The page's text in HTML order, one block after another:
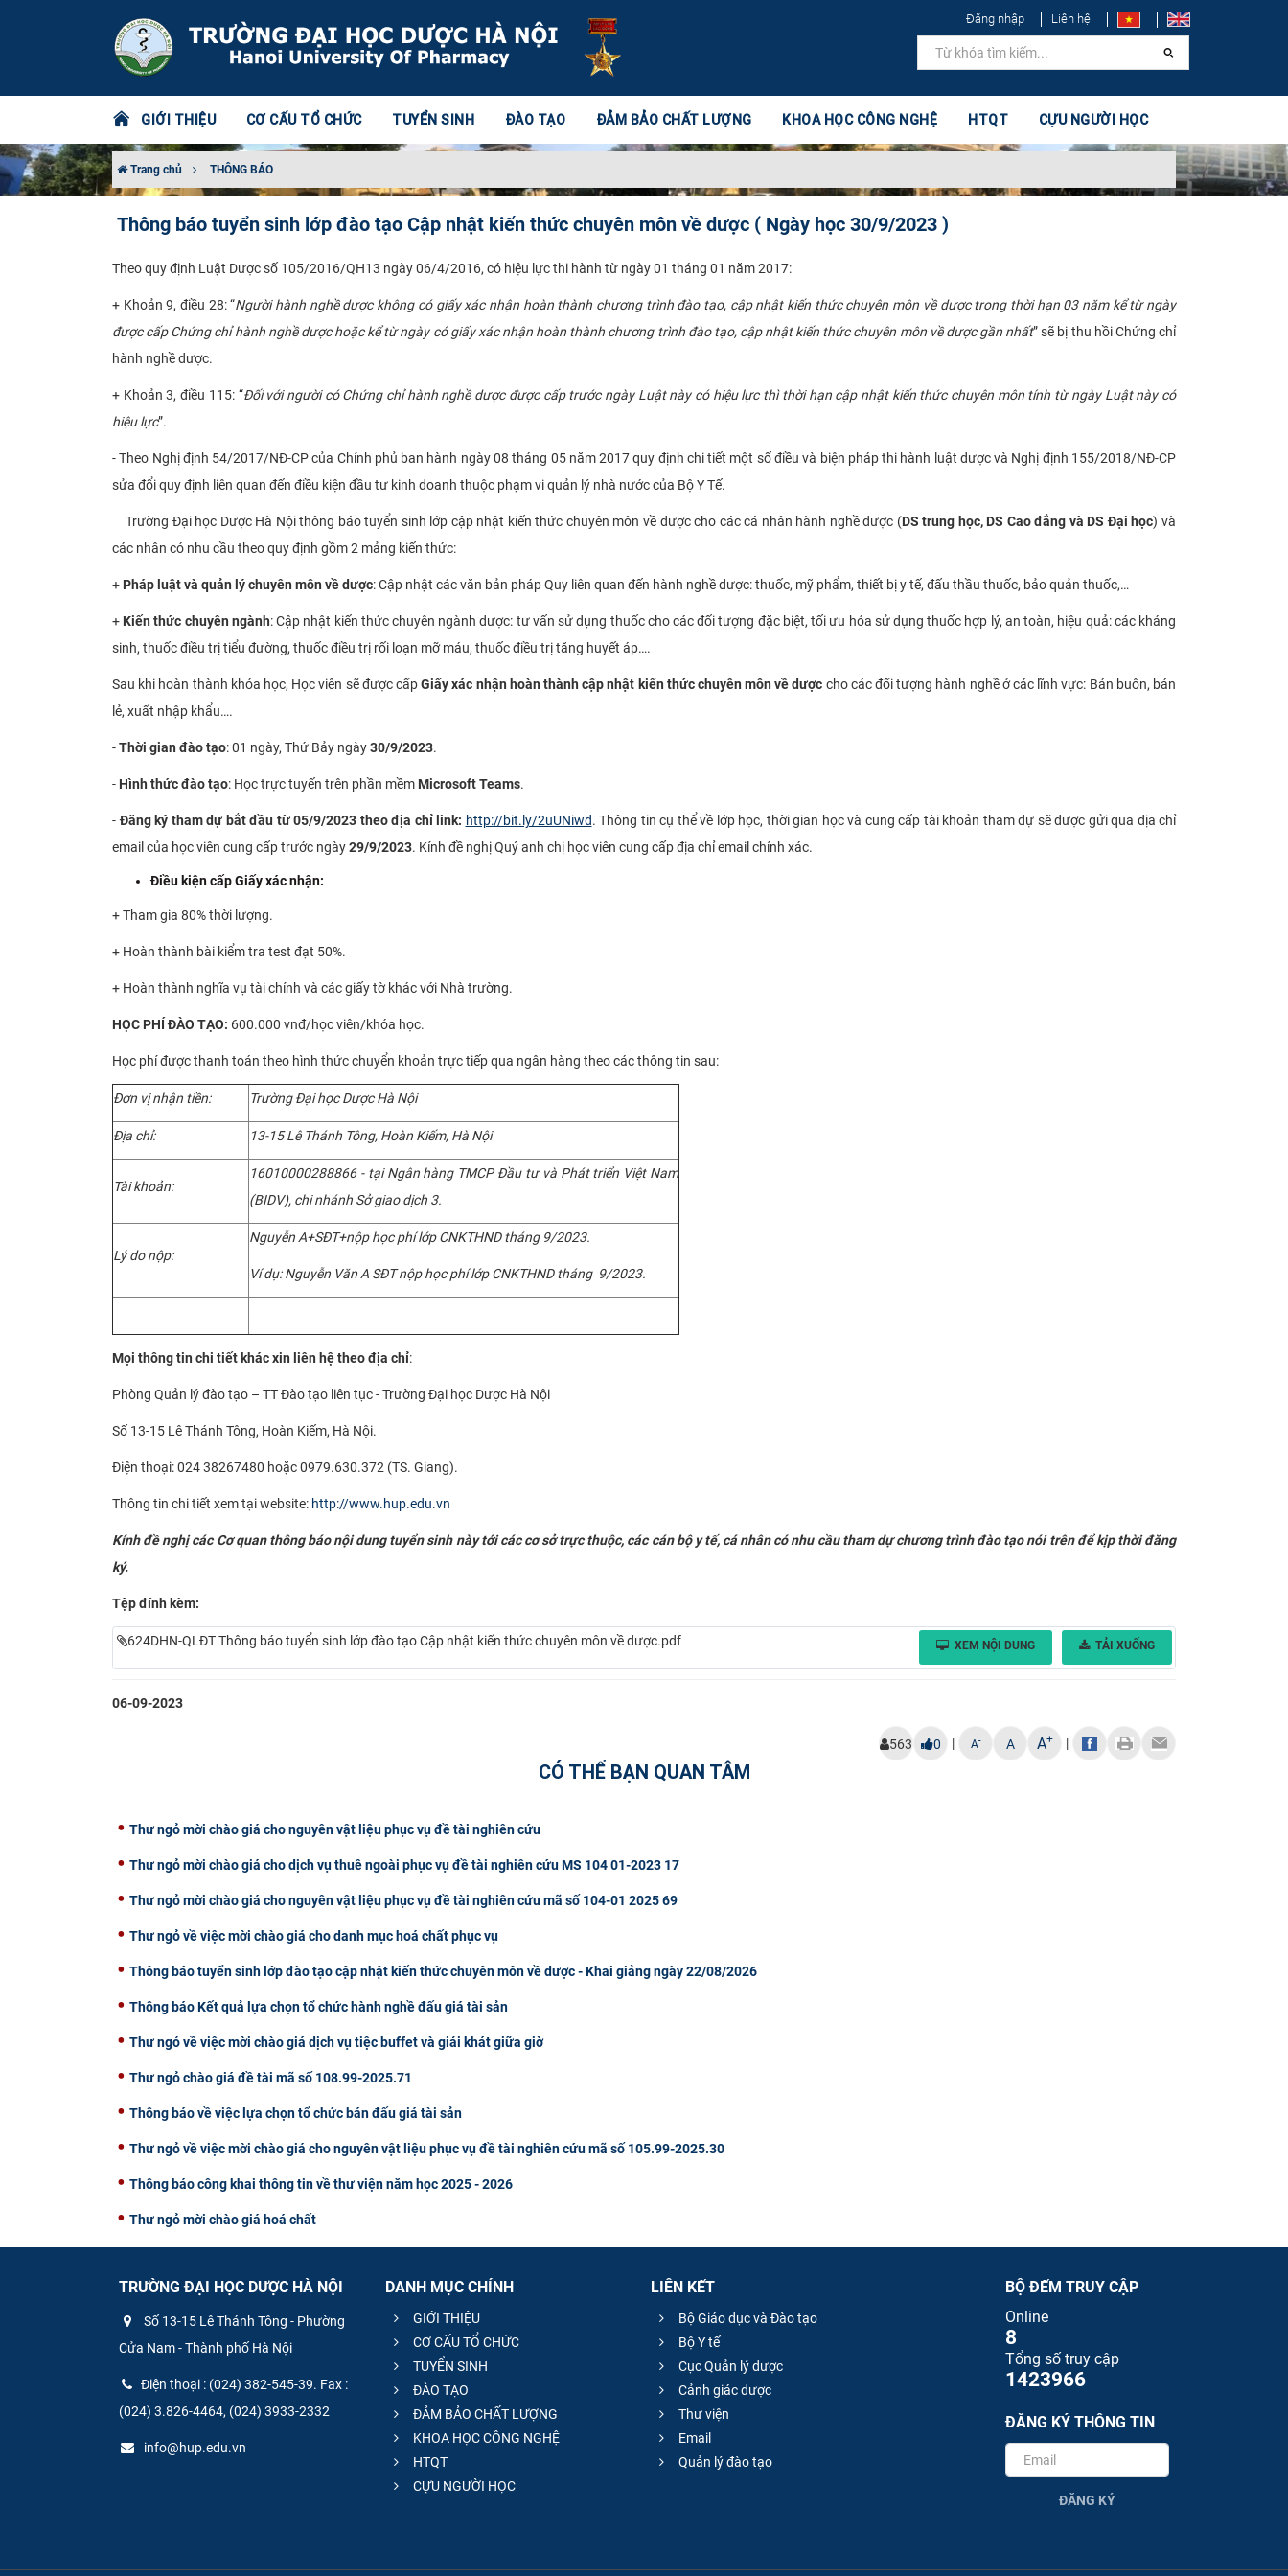
Đăng nhập Liên hệ
GIỚI THIỆU CƠ CẤU TỔ CHỨC TUYỂN SINH ĐÀO TẠO ĐẢM BẢO CHẤT LƯỢNG KHOA HỌC CÔNG NGHỆ HTQT CỰU NGƯỜI HỌC
Trang chủ THÔNG BÁO
Thông báo tuyển sinh lớp đào tạo Cập nhật kiến thức chuyên môn về dược ( Ngày học 30/9/2023 )
Theo quy định Luật Dược số 105/2016/QH13 ngày 06/4/2016, có hiệu lực thi hành từ ngày 01 tháng 01 năm 2017:
+ Khoản 9, điều 28: “Người hành nghề dược không có giấy xác nhận hoàn thành chương trình đào tạo, cập nhật kiến thức chuyên môn về dược trong thời hạn 03 năm kể từ ngày
được cấp Chứng chỉ hành nghề dược hoặc kể từ ngày có giấy xác nhận hoàn thành chương trình đào tạo, cập nhật kiến thức chuyên môn về dược gần nhất” sẽ bị thu hồi Chứng chỉ
hành nghề dược.
+ Khoản 3, điều 115: “Đối với người có Chứng chỉ hành nghề dược được cấp trước ngày Luật này có hiệu lực thì thời hạn cập nhật kiến thức chuyên môn tính từ ngày Luật này có
hiệu lực”.
- Theo Nghị định 54/2017/NĐ-CP của Chính phủ ban hành ngày 08 tháng 05 năm 2017 quy định chi tiết một số điều và biện pháp thi hành luật dược và Nghị định 155/2018/NĐ-CP
sửa đổi quy định liên quan đến điều kiện đầu tư kinh doanh thuộc phạm vi quản lý nhà nước của Bộ Y Tế.
Trường Đại học Dược Hà Nội thông báo tuyển sinh lớp cập nhật kiến thức chuyên môn về dược cho các cá nhân hành nghề dược (DS trung học, DS Cao đẳng và DS Đại học) và
các nhân có nhu cầu theo quy định gồm 2 mảng kiến thức:
+ Pháp luật và quản lý chuyên môn về dược: Cập nhật các văn bản pháp Quy liên quan đến hành nghề dược: thuốc, mỹ phẩm, thiết bị y tế, đấu thầu thuốc, bảo quản thuốc,…
+ Kiến thức chuyên ngành: Cập nhật kiến thức chuyên ngành dược: tư vấn sử dụng thuốc cho các đối tượng đặc biệt, tối ưu hóa sử dụng thuốc hợp lý, an toàn, hiệu quả: các kháng
sinh, thuốc điều trị tiểu đường, thuốc điều trị rối loạn mỡ máu, thuốc điều trị tăng huyết áp….
Sau khi hoàn thành khóa học, Học viên sẽ được cấpGiấy xác nhận hoàn thành cập nhật kiến thức chuyên môn về dược cho các đối tượng hành nghề ở các lĩnh vực: Bán buôn, bán
lẻ, xuất nhập khẩu….
-Thời gian đào tạo: 01 ngày, Thứ Bảy ngày30/9/2023.
- Hình thức đào tạo: Học trực tuyến trên phần mềm Microsoft Teams.
-Đăngký tham dự bắt đầu từ 05/9/2023 theo địa chỉ link: http://bit.ly/2uUNiwd. Thông tin cụ thể về lớp học, thời gian học và cung cấp tài khoản tham dự sẽ được gửi qua địa chỉ
email của học viên cung cấp trước ngày29/9/2023. Kính đề nghị Quý anh chị học viên cung cấp địa chỉ email chính xác.
Điều kiện cấp Giấy xác nhận:
+ Tham gia 80% thời lượng.
+ Hoàn thành bài kiểm tra test đạt 50%.
+ Hoàn thành nghĩa vụ tài chính và các giấy tờ khác với Nhà trường.
HỌC PHÍ ĐÀO TẠO: 600.000 vnđ/học viên/khóa học.
Học phí được thanh toán theo hình thức chuyển khoản trực tiếp qua ngân hàng theo các thông tin sau:
Đơn vị nhận tiền: Trường Đại học Dược Hà Nội
Địa chỉ: 13-15 Lê Thánh Tông, Hoàn Kiếm, Hà Nội
Tài khoản:
16010000288866 - tại Ngân hàng TMCP Đầu tư và Phát triển Việt Nam
(BIDV), chi nhánh Sở giao dịch 3.
Lý do nộp:
Nguyễn A+SĐT+nộp học phí lớp CNKTHND tháng 9/2023.
Ví dụ: Nguyễn Văn A SĐT nộp học phí lớp CNKTHND tháng 9/2023.
Mọi thông tin chi tiết khác xin liên hệ theo địa chỉ:
Phòng Quản lý đào tạo – TT Đào tạo liên tục - Trường Đại học Dược Hà Nội
Số 13-15 Lê Thánh Tông, Hoàn Kiếm, Hà Nội.
Điện thoại: 024 38267480 hoặc 0979.630.372 (TS. Giang).
Thông tin chi tiết xem tại website: http://www.hup.edu.vn
Kính đề nghị các Cơ quan thông báo nội dung tuyển sinh này tới các cơ sở trực thuộc, các cán bộ y tế, cá nhân có nhu cầu tham dự chương trình đào tạo nói trên để kịp thời đăng
ký.
Tệp đính kèm:
624DHN-QLĐT Thông báo tuyển sinh lớp đào tạo Cập nhật kiến thức chuyên môn về dược.pdf XEM NỘI DUNG TẢI XUỐNG
06-09-2023
563 0 | A- A A+ |
CÓ THỂ BẠN QUAN TÂM
Thư ngỏ mời chào giá cho nguyên vật liệu phục vụ đề tài nghiên cứu
Thư ngỏ mời chào giá cho dịch vụ thuê ngoài phục vụ đề tài nghiên cứu MS 104 01-2023 17
Thư ngỏ mời chào giá cho nguyên vật liệu phục vụ đề tài nghiên cứu mã số 104-01 2025 69
Thư ngỏ về việc mời chào giá cho danh mục hoá chất phục vụ
Thông báo tuyển sinh lớp đào tạo cập nhật kiến thức chuyên môn về dược - Khai giảng ngày 22/08/2026
Thông báo Kết quả lựa chọn tổ chức hành nghề đấu giá tài sản
Thư ngỏ về việc mời chào giá dịch vụ tiệc buffet và giải khát giữa giờ
Thư ngỏ chào giá đề tài mã số 108.99-2025.71
Thông báo về việc lựa chọn tổ chức bán đấu giá tài sản
Thư ngỏ về việc mời chào giá cho nguyên vật liệu phục vụ đề tài nghiên cứu mã số 105.99-2025.30
Thông báo công khai thông tin về thư viện năm học 2025 - 2026
Thư ngỏ mời chào giá hoá chất
TRƯỜNG ĐẠI HỌC DƯỢC HÀ NỘI
Số 13-15 Lê Thánh Tông - Phường
Cửa Nam - Thành phố Hà Nội
Điện thoại : (024) 382-545-39. Fax :
(024) 3.826-4464, (024) 3933-2332
info@hup.edu.vn
DANH MỤC CHÍNH
GIỚI THIỆU
CƠ CẤU TỔ CHỨC
TUYỂN SINH
ĐÀO TẠO
ĐẢM BẢO CHẤT LƯỢNG
KHOA HỌC CÔNG NGHỆ
HTQT
CỰU NGƯỜI HỌC
LIÊN KẾT
Bộ Giáo dục và Đào tạo
Bộ Y tế
Cục Quản lý dược
Cảnh giác dược
Thư viện
Email
Quản lý đào tạo
BỘ ĐẾM TRUY CẬP
Online
8
Tổng số truy cập
1423966
ĐĂNG KÝ THÔNG TIN
ĐĂNG KÝ